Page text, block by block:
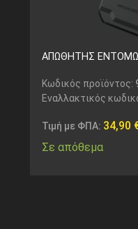
ΑΠΩΘΗΤΗΣ ΕΝΤΟΜΩΝ
Κωδικός προϊόντος:
Εναλλακτικός
Τιμή με ΦΠΑ: 34,90
Σε απόθεμα